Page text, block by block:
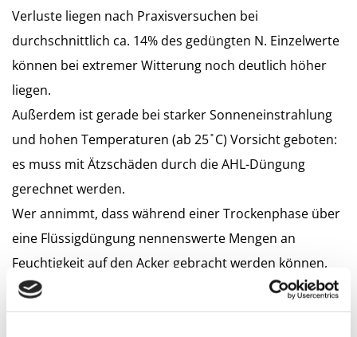
Verluste liegen nach Praxisversuchen bei
durchschnittlich ca. 14% des gedüngten N. Einzelwerte
können bei extremer Witterung noch deutlich höher
liegen.
Außerdem ist gerade bei starker Sonneneinstrahlung
und hohen Temperaturen (ab 25 ̊ C) Vorsicht geboten:
es muss mit Ätzschäden durch die AHL-Düngung
gerechnet werden.
Wer annimmt, dass während einer Trockenphase über
eine Flüssigdüngung nennenswerte Mengen an
Feuchtigkeit auf den Acker gebracht werden können,
liegt falsch: Bei einer Applikation von 200 l/ha AHL
ergibt sich ein geringer Wert von 0,02 mm Feuchtigkeit